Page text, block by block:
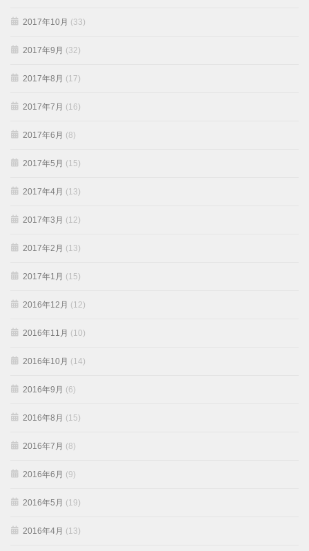
2017年10月 (33)
2017年9月 (32)
2017年8月 (17)
2017年7月 (16)
2017年6月 (8)
2017年5月 (15)
2017年4月 (13)
2017年3月 (12)
2017年2月 (13)
2017年1月 (15)
2016年12月 (12)
2016年11月 (10)
2016年10月 (14)
2016年9月 (6)
2016年8月 (15)
2016年7月 (8)
2016年6月 (9)
2016年5月 (19)
2016年4月 (13)